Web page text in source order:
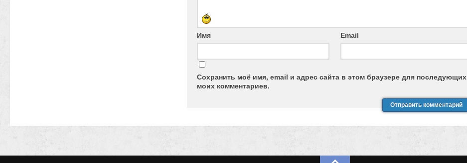
Имя Email
Сохранить моё имя, email и адрес сайта в этом браузере для последующих
моих комментариев.